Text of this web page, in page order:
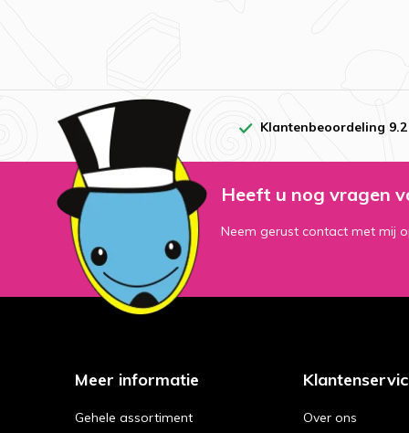
Klantenbeoordeling 9.2
Heeft u nog vragen
Neem gerust contact met mij
Meer informatie
Gehele assortiment
Over ons